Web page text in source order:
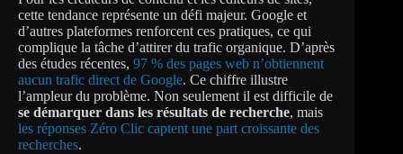
cette tendance représente un défi majeur. Google et
d’autres plateformes renforcent ces pratiques, ce qui
complique la tâche d’attirer du trafic organique. D’après
des études récentes, 97 % des pages web n’obtiennent
aucun trafic direct de Google. Ce chiffre illustre
l’ampleur du problème. Non seulement il est difficile de
se démarquer dans les résultats de recherche, mais
les réponses Zéro Clic captent une part croissante des
recherches.